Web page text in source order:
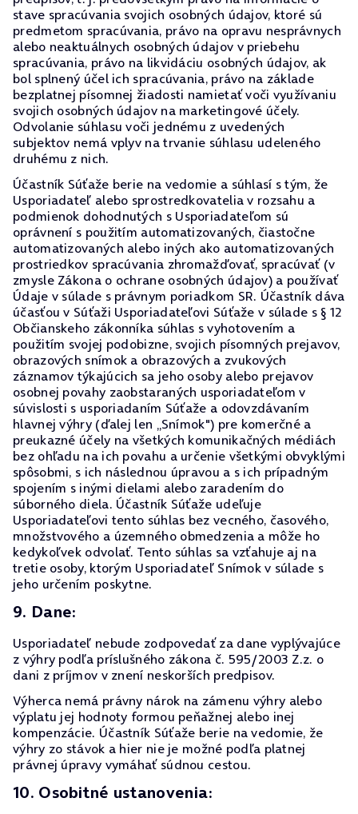
stave spracúvania svojich osobných údajov, ktoré sú
predmetom spracúvania, právo na opravu nesprávnych
alebo neaktuálnych osobných údajov v priebehu
spracúvania, právo na likvidáciu osobných údajov, ak
bol splnený účel ich spracúvania, právo na základe
bezplatnej písomnej žiadosti namietať voči využívaniu
svojich osobných údajov na marketingové účely.
Odvolanie súhlasu voči jednému z uvedených
subjektov nemá vplyv na trvanie súhlasu udeleného
druhému z nich.
Účastník Súťaže berie na vedomie a súhlasí s tým, že
Usporiadateľ alebo sprostredkovatelia v rozsahu a
podmienok dohodnutých s Usporiadateľom sú
oprávnení s použitím automatizovaných, čiastočne
automatizovaných alebo iných ako automatizovaných
prostriedkov spracúvania zhromažďovať, spracúvať (v
zmysle Zákona o ochrane osobných údajov) a používať
Údaje v súlade s právnym poriadkom SR. Účastník dáva
účasťou v Súťaži Usporiadateľovi Súťaže v súlade s § 12
Občianskeho zákonníka súhlas s vyhotovením a
použitím svojej podobizne, svojich písomných prejavov,
obrazových snímok a obrazových a zvukových
záznamov týkajúcich sa jeho osoby alebo prejavov
osobnej povahy zaobstaraných usporiadateľom v
súvislosti s usporiadaním Súťaže a odovzdávaním
hlavnej výhry (ďalej len „Snímok") pre komerčné a
preukazné účely na všetkých komunikačných médiách
bez ohľadu na ich povahu a určenie všetkými obvyklými
spôsobmi, s ich následnou úpravou a s ich prípadným
spojením s inými dielami alebo zaradením do
súborného diela. Účastník Súťaže udeľuje
Usporiadateľovi tento súhlas bez vecného, časového,
množstvového a územného obmedzenia a môže ho
kedykoľvek odvolať. Tento súhlas sa vzťahuje aj na
tretie osoby, ktorým Usporiadateľ Snímok v súlade s
jeho určením poskytne.
9. Dane:
Usporiadateľ nebude zodpovedať za dane vyplývajúce
z výhry podľa príslušného zákona č. 595/2003 Z.z. o
dani z príjmov v znení neskorších predpisov.
Výherca nemá právny nárok na zámenu výhry alebo
výplatu jej hodnoty formou peňažnej alebo inej
kompenzácie. Účastník Súťaže berie na vedomie, že
výhry zo stávok a hier nie je možné podľa platnej
právnej úpravy vymáhať súdnou cestou.
10. Osobitné ustanovenia: